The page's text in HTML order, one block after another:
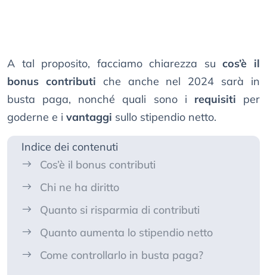
A tal proposito, facciamo chiarezza sucos’è il
bonus contributi che anche nel 2024 sarà in
busta paga, nonché quali sono i requisiti per
goderne e i vantaggi sullo stipendio netto.
Indice dei contenuti
Cos’è il bonus contributi
Chi ne ha diritto
Quanto si risparmia di contributi
Quanto aumenta lo stipendio netto
Come controllarlo in busta paga?